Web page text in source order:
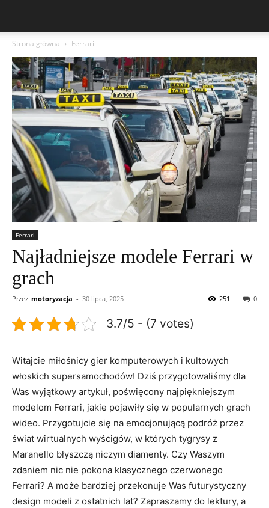
Strona główna Ferrari
Ferrari
Najładniejsze modele Ferrari w
grach
Przez motoryzacja - 30 lipca, 2025 0
251
3.7/5 - (7 votes)
Witajcie miłośnicy gier komputerowych i kultowych‌
włoskich supersamochodów! Dziś przygotowaliśmy dla
Was wyjątkowy artykuł, poświęcony najpiękniejszym
modelom Ferrari, jakie pojawiły się w popularnych grach⁤
wideo. ​Przygotujcie się na⁣ emocjonującą podróż przez
świat wirtualnych wyścigów, ‍w ‍których tygrysy z
Maranello błyszczą niczym diamenty. Czy Waszym
zdaniem ‍nic nie⁢ pokona klasycznego czerwonego
Ferrari?​ A może bardziej⁤ przekonuje Was futurystyczny
design modeli z ostatnich lat? Zapraszamy do lektury,‍ a